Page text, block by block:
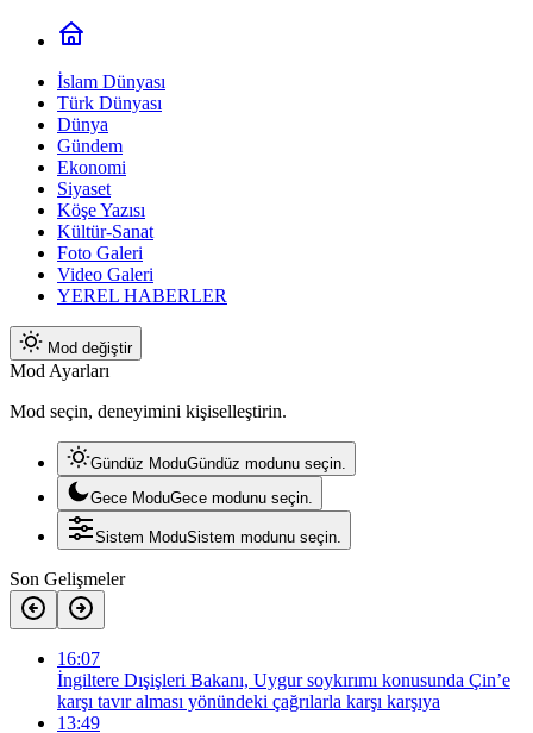
İslam Dünyası
Türk Dünyası
Dünya
Gündem
Ekonomi
Siyaset
Köşe Yazısı
Kültür-Sanat
Foto Galeri
Video Galeri
YEREL HABERLER
Mod değiştir
Mod Ayarları
Mod seçin, deneyimini kişiselleştirin.
Gündüz ModuGündüz modunu seçin.
Gece ModuGece modunu seçin.
Sistem ModuSistem modunu seçin.
Son Gelişmeler
16:07
İngiltere Dışişleri Bakanı, Uygur soykırımı konusunda Çin’e
karşı tavır alması yönündeki çağrılarla karşı karşıya
13:49